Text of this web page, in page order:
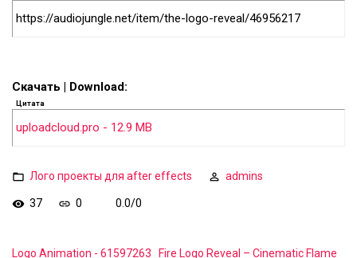
https://audiojungle.net/item/the-logo-reveal/46956217
Скачать | Download:
Цитата
uploadcloud.pro - 12.9 MB
Лого проекты для after effects admins
37 0 0.0/0
Logo Animation - 61597263
Fire Logo Reveal – Cinematic Flame